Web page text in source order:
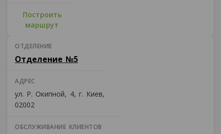
Построить
маршрут
ОТДЕЛЕНИЕ
Отделение №5
АДРЕС
ул. Р. Окипной, 4, г. Киев,
02002
ОБСЛУЖИВАНИЕ КЛИЕНТОВ